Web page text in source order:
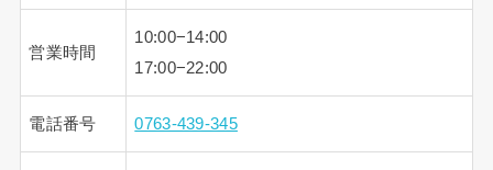
営業時間
10:00−14:00
17:00−22:00
電話番号 0763-439-345